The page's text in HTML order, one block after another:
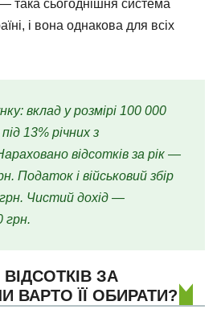
така сьогоднішня система
і вона однакова для всіх
вклад у розмірі 100 000
13% річних з
відсотків за рік —
Податок і військовий збір
Чистий дохід —
грн.
ВІДСОТКІВ ЗА
ВАРТО ЇЇ ОБИРАТИ?